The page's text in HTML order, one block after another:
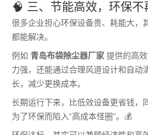
🧠 三、节能高效，环保不
很多企业担心环保设备贵、耗能大，
都能解决。
例如 青岛布袋除尘器厂家 提供的高
力强，还能通过合理风道设计和自动
长，减少更换成本。
长期运行下来，比低效设备更省钱，
为了环保而陷入“高成本怪圈”。💰